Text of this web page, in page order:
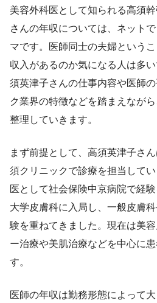
美容外科医として知られる高須
さんの年収については、ネット
マです。医師同士の夫婦という
収入があるのか気になる人は多
須英津子さんの仕事内容や医師
ク業界の特徴などを踏まえなが
整理していきます。
まず前提として、高須英津子さ
須クリニックで診療を担当して
医として社会保険中京病院で経
大学皮膚科に入局し、一般皮膚
験を重ねてきました。現在は美
ー治療や美肌治療などを中心に
す。
医師の年収は勤務形態によって